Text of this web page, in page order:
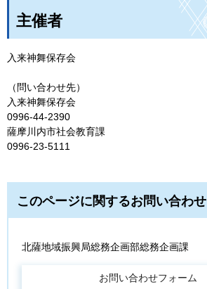
主催者
入来神舞保存会
（問い合わせ先）
入来神舞保存会
0996-44-2390
薩摩川内市社会教育課
0996-23-5111
このページに関するお問い合わせ
北薩地域振興局総務企画部総務企画課